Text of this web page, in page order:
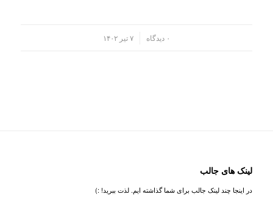
۰ دیدگاه ۷ تیر ۱۴۰۲
لینک های جالب
در اینجا چند لینک جالب برای شما گذاشته ایم. لذت ببرید! :)